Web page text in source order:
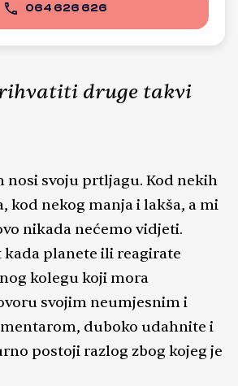
064 626 626
druge takvi
nosi svoju prtljagu. Kod nekih
kod nekog manja i lakša, a mi
nikada nećemo vidjeti.
planete ili reagirate
kolegu koji mora
svojim neumjesnim i
duboko udahnite i
postoji razlog zbog kojeg je